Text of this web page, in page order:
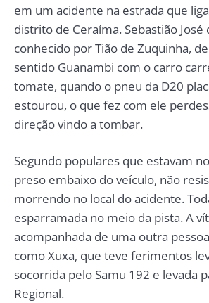
em um acidente na estrada que
distrito de Ceraíma. Sebastião José
conhecido por Tião de Zuquinha,
sentido Guanambi com o carro
tomate, quando o pneu da D20
estourou, o que fez com ele
direção vindo a tombar.
Segundo populares que estavam
preso embaixo do veículo, não
morrendo no local do acidente.
esparramada no meio da pista. A
acompanhada de uma outra
como Xuxa, que teve ferimentos
socorrida pelo Samu 192 e levada
Regional.